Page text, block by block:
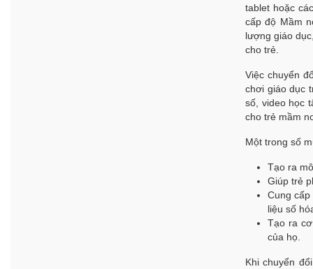
tablet hoặc
cấp độ Mầm
lượng giáo
cho trẻ.
Việc chuyển
chơi giáo dục
số, video học
cho trẻ mầm
Một trong số
Tạo ra
Giúp trẻ
Cung
liệu số
Tạo ra
của họ.
Khi chuyển